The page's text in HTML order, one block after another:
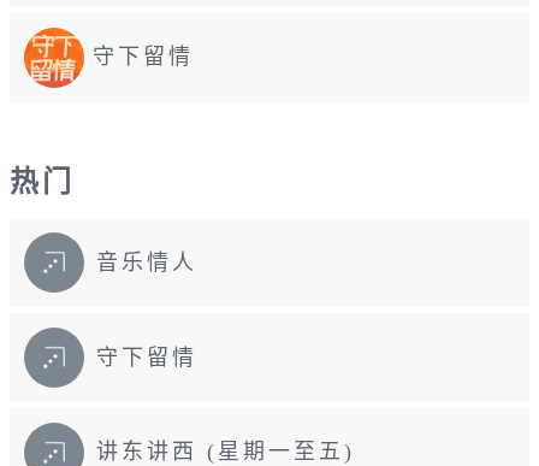
守下留情
热门
音乐情人
守下留情
讲东讲西 (星期一至五)